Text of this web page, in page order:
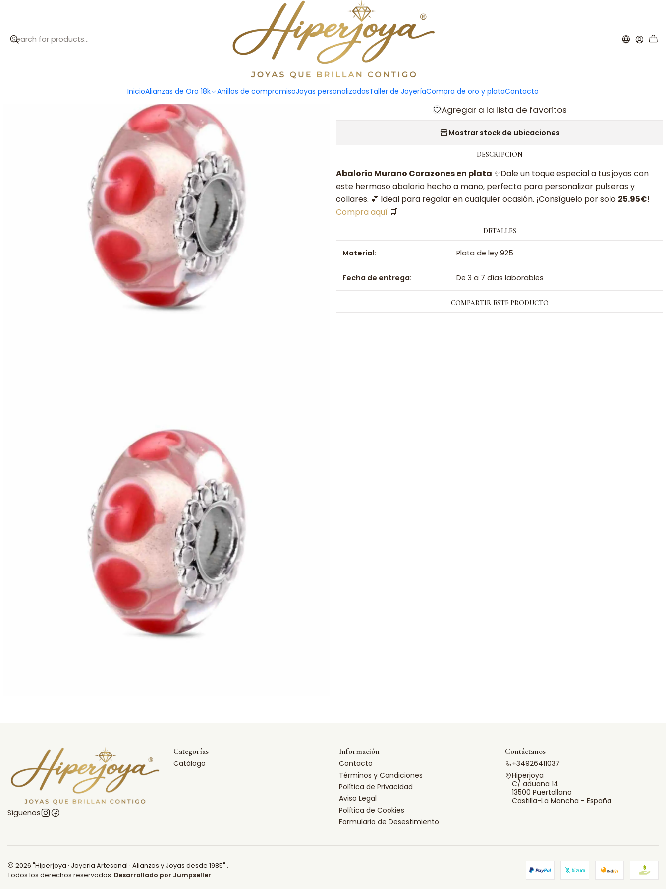
InicioAlianzas de Oro 18k Anillos de compromisoJoyas personalizadasTaller de JoyeríaCompra de oro y plataContacto
Abalorio murano corazones plata
Cantidad
Agregar al carro
Agregar a la lista de favoritos
Mostrar stock de ubicaciones
DESCRIPCIÓN
Abalorio Murano Corazones en plata ✨Dale un toque especial a tus joyas con
este hermoso abalorio hecho a mano, perfecto para personalizar pulseras y
collares. 💕 Ideal para regalar en cualquier ocasión. ¡Consíguelo por solo 25.95€!
Compra aquí 🛒
DETALLES
Material: Plata de ley 925
Fecha de entrega: De 3 a 7 días laborables
COMPARTIR ESTE PRODUCTO
Síguenos
Categorías
Catálogo
Información
Contacto
Términos y Condiciones
Política de Privacidad
Aviso Legal
Política de Cookies
Formulario de Desestimiento
Contáctanos
+34926411037
Hiperjoya
C/ aduana 14
13500 Puertollano
Castilla-La Mancha - España
2026 "Hiperjoya · Joyeria Artesanal · Alianzas y Joyas desde 1985" .
Todos los derechos reservados. Desarrollado por Jumpseller.